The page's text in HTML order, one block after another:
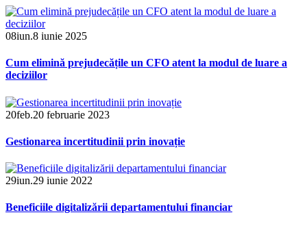
08iun.8 iunie 2025
Cum elimină prejudecățile un CFO atent la modul de luare a
deciziilor
20feb.20 februarie 2023
Gestionarea incertitudinii prin inovație
29iun.29 iunie 2022
Beneficiile digitalizării departamentului financiar